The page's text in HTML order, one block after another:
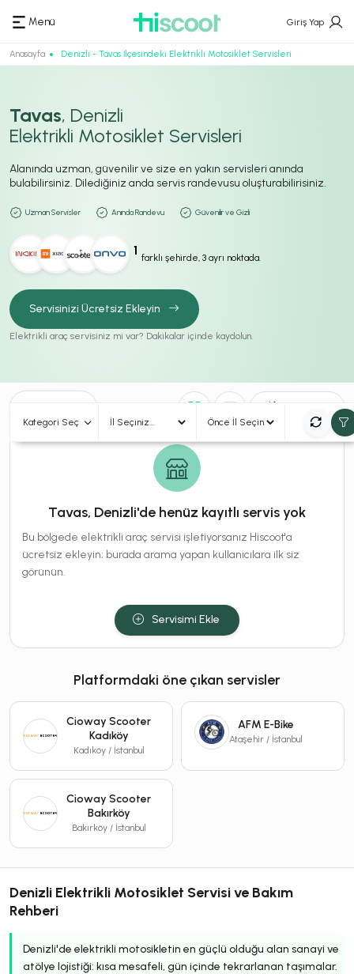
Menü Giriş Yap
Anasayfa Denizli - Tavas İlçesindeki Elektrikli Motosiklet Servisleri
Tavas, Denizli
Elektrikli Motosiklet Servisleri
Alanında uzman, güvenilir ve size en yakın servisleri anında
bulabilirsiniz. Dilediğiniz anda servis randevusu oluşturabilirisiniz.
Uzman Servisler Anında Randevu Güvenilir ve Gizli
1 farklı şehirde, 3 ayrı noktada.
Servisinizi Ücretsiz Ekleyin
Elektrikli araç servisiniz mi var? Dakikalar içinde kaydolun.
Kategori Seç
Tavas, Denizli'de henüz kayıtlı servis yok
Bu bölgede elektrikli araç servisi işletiyorsanız Hiscoot'a
ücretsiz ekleyin; burada arama yapan kullanıcılara ilk siz
görünün.
Servisimi Ekle
Platformdaki öne çıkan servisler
Cioway Scooter
Kadıköy
Kadıköy / İstanbul
AFM E-Bike
Ataşehir / İstanbul
Cioway Scooter
Bakırköy
Bakırköy / İstanbul
Denizli Elektrikli Motosiklet Servisi ve Bakım
Rehberi
Denizli'de elektrikli motosikletin en güçlü olduğu alan sanayi ve
atölye lojistiği: kısa mesafeli, gün içinde tekrarlanan taşımalar.